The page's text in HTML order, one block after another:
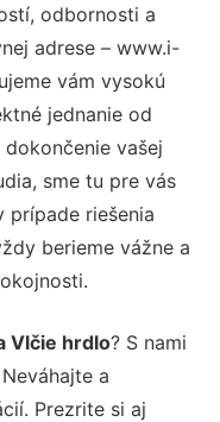
odbornosti a
adrese – www.i-
vám vysokú
jednanie od
vašej
sme tu pre vás
prípade riešenia
berieme vážne a
Vlčie hrdlo? S nami
a
Prezrite si aj